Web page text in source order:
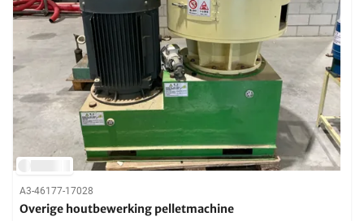
A3-46177-17028
Overige houtbewerking pelletmachine